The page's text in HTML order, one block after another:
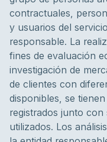
contractuales,
y usuarios del
responsable. La
fines de evaluación
investigación de
de clientes con
disponibles, se
registrados junto
utilizados. Los